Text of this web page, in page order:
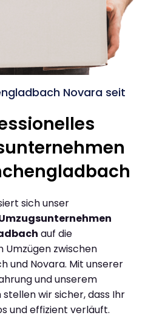
Novara seit
sich unser
auf die
Umzügen zwischen
und Novara. Mit unserer
und unserem
wir sicher, dass Ihr
und effizient verläuft.